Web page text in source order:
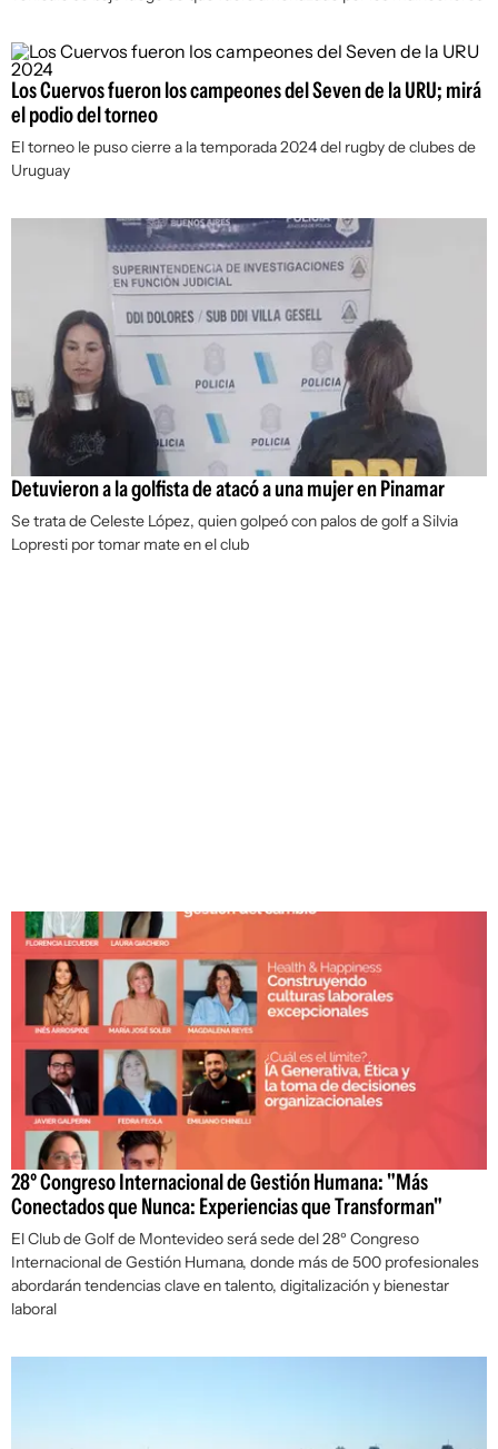
Los Cuervos fueron los campeones del Seven de la URU; mirá
el podio del torneo
El torneo le puso cierre a la temporada 2024 del rugby de clubes de
Uruguay
Detuvieron a la golfista de atacó a una mujer en Pinamar
Se trata de Celeste López, quien golpeó con palos de golf a Silvia
Lopresti por tomar mate en el club
28º Congreso Internacional de Gestión Humana: "Más
Conectados que Nunca: Experiencias que Transforman"
El Club de Golf de Montevideo será sede del 28º Congreso
Internacional de Gestión Humana, donde más de 500 profesionales
abordarán tendencias clave en talento, digitalización y bienestar
laboral